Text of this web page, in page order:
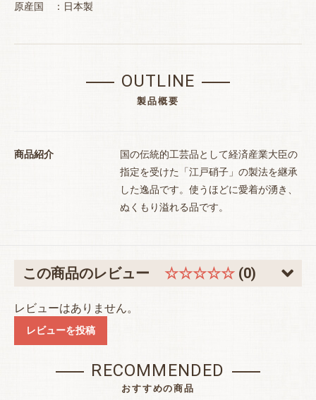
お買い物を続ける カートへ進む
原産国 ：日本製
OUTLINE
製品概要
商品紹介
国の伝統的工芸品として経済産業大臣の
指定を受けた「江戸硝子」の製法を継承
した逸品です。使うほどに愛着が湧き、
ぬくもり溢れる品です。
この商品のレビュー ☆☆☆☆☆ (0)
レビューはありません。
レビューを投稿
RECOMMENDED
おすすめの商品